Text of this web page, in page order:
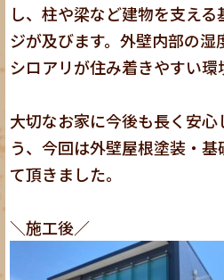
し、柱や梁など建物を支え
ジが及びます。外壁内部の湿
シロアリが住み着きやすい環
大切なお家に今後も長く安心
う、今回は外壁屋根塗装・
て頂きました。
＼施工後／